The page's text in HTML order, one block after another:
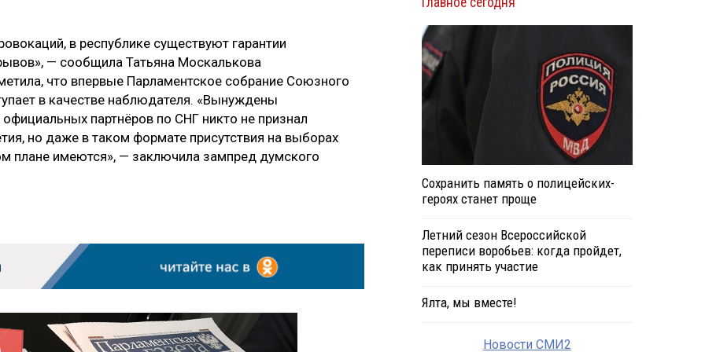
в республике существуют гарантии
— сообщила Татьяна Москалькова
что впервые Парламентское собрание Союзного
в качестве наблюдателя. «Вынуждены
партнёров по СНГ никто не признал
но даже в таком формате присутствия на выборах
плане имеются», — заключила зампред думского
Сохранить память о полицейских-
героях станет проще
Летний сезон Всероссийской
переписи воробьев: когда пройдет,
как принять участие
Ялта, мы вместе!
Новости СМИ2